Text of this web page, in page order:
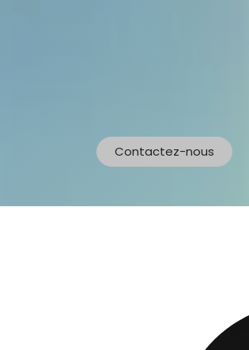
Contactez-nous